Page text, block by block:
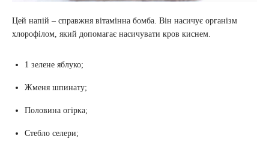
Цей напій – справжня вітамінна бомба. Він насичує організм
хлорофілом, який допомагає насичувати кров киснем.
1 зелене яблуко;
Жменя шпинату;
Половина огірка;
Стебло селери;